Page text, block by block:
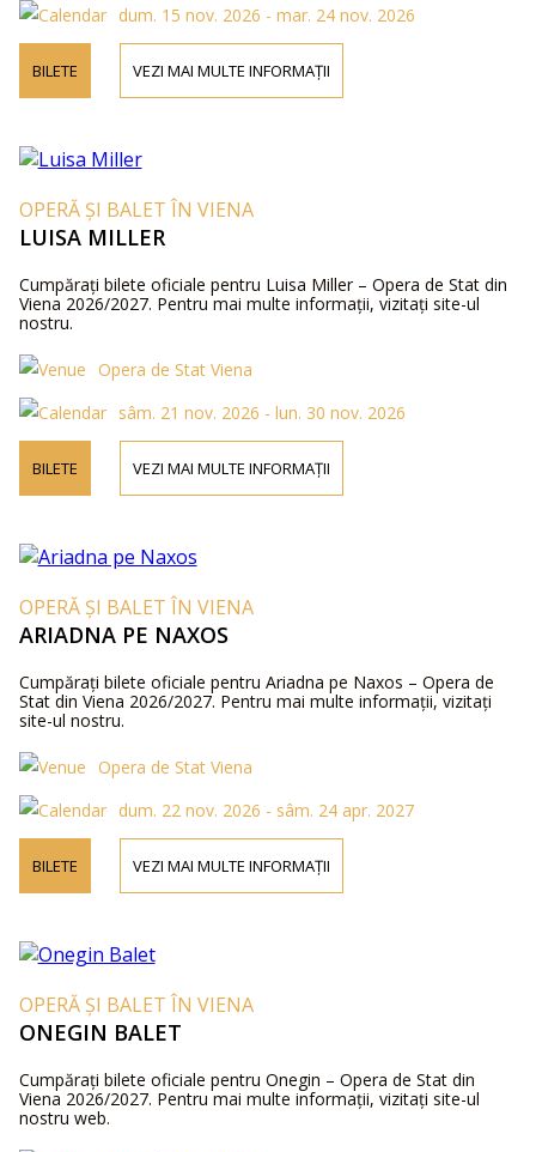
dum. 15 nov. 2026 - mar. 24 nov. 2026
BILETE VEZI MAI MULTE INFORMAȚII
OPERĂ ȘI BALET ÎN VIENA
LUISA MILLER
Cumpărați bilete oficiale pentru Luisa Miller – Opera de Stat din
Viena 2026/2027. Pentru mai multe informații, vizitați site-ul
nostru.
Opera de Stat Viena
sâm. 21 nov. 2026 - lun. 30 nov. 2026
BILETE VEZI MAI MULTE INFORMAȚII
OPERĂ ȘI BALET ÎN VIENA
ARIADNA PE NAXOS
Cumpărați bilete oficiale pentru Ariadna pe Naxos – Opera de
Stat din Viena 2026/2027. Pentru mai multe informații, vizitați
site-ul nostru.
Opera de Stat Viena
dum. 22 nov. 2026 - sâm. 24 apr. 2027
BILETE VEZI MAI MULTE INFORMAȚII
OPERĂ ȘI BALET ÎN VIENA
ONEGIN BALET
Cumpărați bilete oficiale pentru Onegin – Opera de Stat din
Viena 2026/2027. Pentru mai multe informații, vizitați site-ul
nostru web.